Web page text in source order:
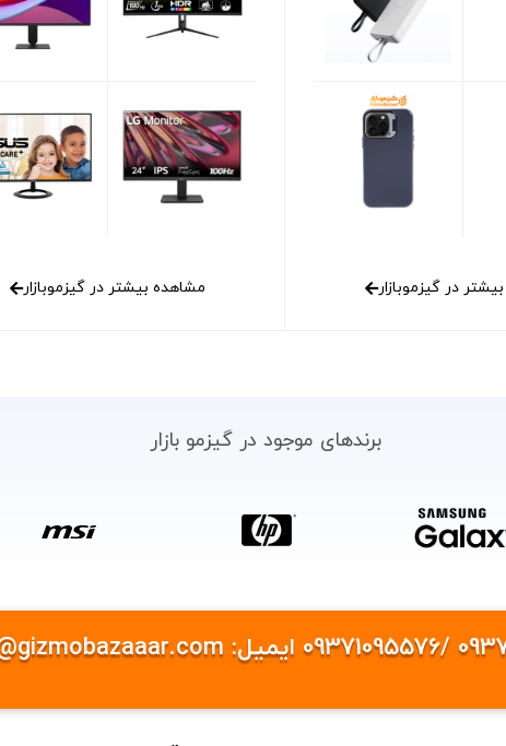
در گیزموبازار مشاهده بیشتر در گیزموبازار
برندهای موجود در گیزمو بازار